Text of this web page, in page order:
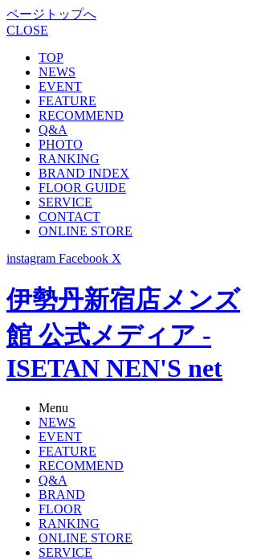
ページトップへ
CLOSE
TOP
NEWS
EVENT
FEATURE
RECOMMEND
Q&A
PHOTO
RANKING
BRAND INDEX
FLOOR GUIDE
SERVICE
CONTACT
ONLINE STORE
instagram Facebook X
伊勢丹新宿店メンズ
館 公式メディア -
ISETAN NEN'S net
Menu
NEWS
EVENT
FEATURE
RECOMMEND
Q&A
BRAND
FLOOR
RANKING
ONLINE STORE
SERVICE